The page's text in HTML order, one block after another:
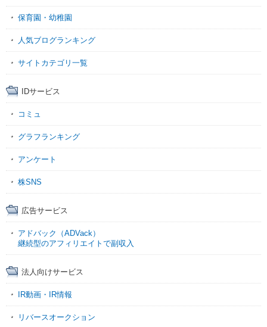
保育園・幼稚園
人気ブログランキング
サイトカテゴリ一覧
IDサービス
コミュ
グラフランキング
アンケート
株SNS
広告サービス
アドバック（ADVack）
継続型のアフィリエイトで副収入
法人向けサービス
IR動画・IR情報
リバースオークション